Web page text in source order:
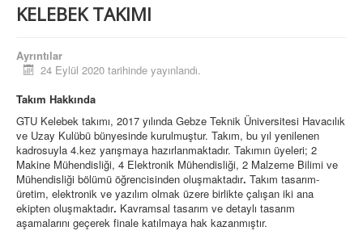
Teknofest 2020
KELEBEK TAKIMI
Ayrıntılar
24 Eylül 2020 tarihinde yayınlandı.
Takım Hakkında
GTU Kelebek takımı, 2017 yılında Gebze Teknik Üniversitesi Havacılık
ve Uzay Kulübü bünyesinde kurulmuştur. Takım, bu yıl yenilenen
kadrosuyla 4.kez yarışmaya hazırlanmaktadır. Takımın üyeleri; 2
Makine Mühendisliği, 4 Elektronik Mühendisliği, 2 Malzeme Bilimi ve
Mühendisliği bölümü öğrencisinden oluşmaktadır. Takım tasarım-
üretim, elektronik ve yazılım olmak üzere birlikte çalışan iki ana
ekipten oluşmaktadır. Kavramsal tasarım ve detaylı tasarım
aşamalarını geçerek finale katılmaya hak kazanmıştır.